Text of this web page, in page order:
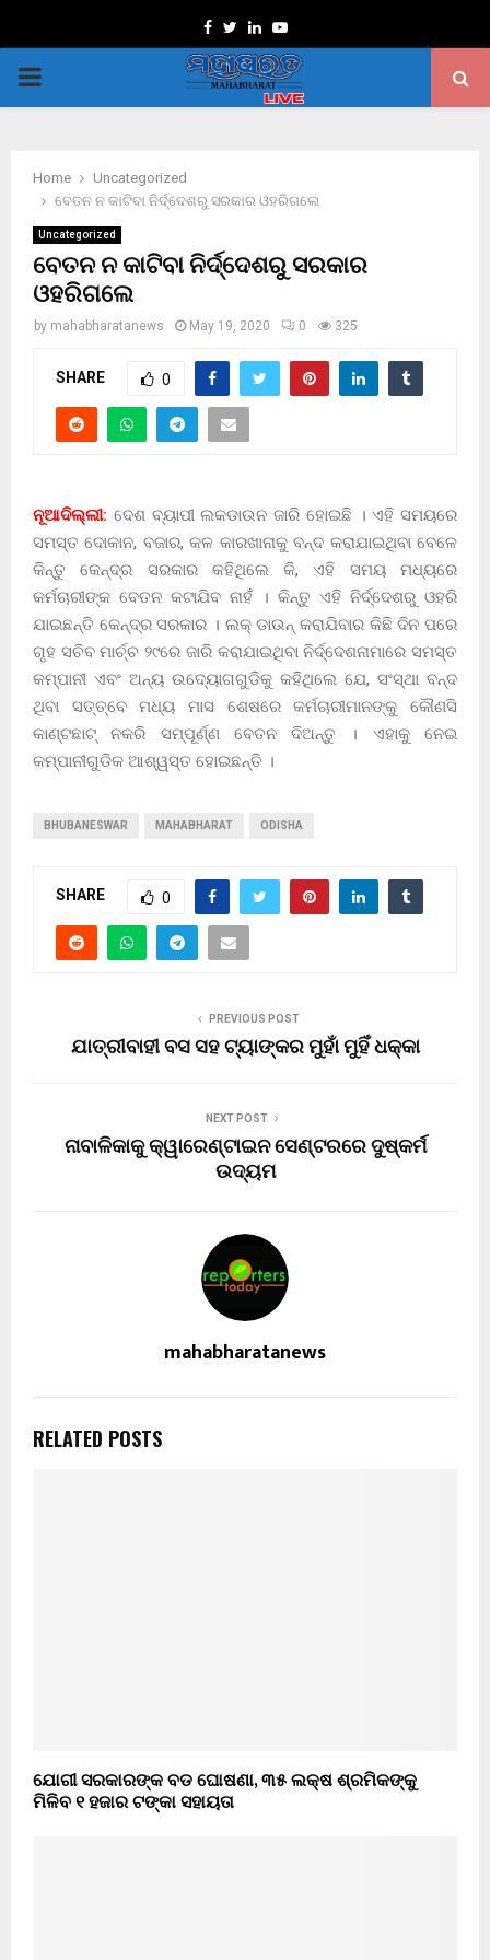
Facebook
TwitterLinkedinYoutube
PRIMARY
Home
Uncategorized
ବେତନ ନ କାଟିବା ନିର୍ଦ୍ଦେଶରୁ ସରକାର ଓହରିଗଲେ
Uncategorized
ବେତନ ନ କାଟିବା ନିର୍ଦ୍ଦେଶରୁ ସରକାର
ଓହରିଗଲେ
by mahabharatanews May 19, 2020 0 325
SHARE 0
ନୂଆଦିଲ୍ଲୀ: ଦେଶ ବ୍ୟାପୀ ଲକଡାଉନ ଜାରି ହୋଇଛି । ଏହି ସମୟରେ
ସମସ୍ତ ଦୋକାନ, ବଜାର, କଳ କାରଖାନାକୁ ବନ୍ଦ କରାଯାଇଥିବା ବେଳେ
କିନ୍ତୁ କେନ୍ଦ୍ର ସରକାର କହିଥିଲେ କି, ଏହି ସମୟ ମଧ୍ୟରେ
କର୍ମଚାରୀଙ୍କ ବେତନ କଟାଯିବ ନାହଁ । କିନ୍ତୁ ଏହି ନିର୍ଦ୍ଦେଶରୁ ଓହରି
ଯାଇଛନ୍ତି କେନ୍ଦ୍ର ସରକାର । ଲକ୍ ଡାଉନ୍ କରାଯିବାର କିଛି ଦିନ ପରେ
ଗୃହ ସଚିବ ମାର୍ଚ୍ଚ ୨୯ରେ ଜାରି କରାଯାଇଥିବା ନିର୍ଦ୍ଦେଶନାମାରେ ସମସ୍ତ
କମ୍ପାନୀ ଏବଂ ଅନ୍ୟ ଉଦ୍ୟୋଗଗୁଡିକୁ କହିଥିଲେ ଯେ, ସଂସ୍ଥା ବନ୍ଦ
ଥିବା ସତ୍ତ୍ବେ ମଧ୍ୟ ମାସ ଶେଷରେ କର୍ମଚାରୀମାନଙ୍କୁ କୌଣସି
କାଣ୍ଟଛାଟ୍ ନକରି ସମ୍ପୂର୍ଣ୍ଣ ବେତନ ଦିଅନ୍ତୁ । ଏହାକୁ ନେଇ
କମ୍ପାନୀଗୁଡିକ ଆଶ୍ୱସ୍ତ ହୋଇଛନ୍ତି ।
BHUBANESWAR MAHABHARAT ODISHA
SHARE 0
PREVIOUS POST
ଯାତ୍ରୀବାହୀ ବସ ସହ ଟ୍ୟାଙ୍କର ମୁହାଁ ମୁହିଁ ଧକ୍କା
NEXT POST
ନାବାଳିକାକୁ କ୍ୱାରେଣ୍ଟାଇନ ସେଣ୍ଟରରେ ଦୁଷ୍କର୍ମ
ଉଦ୍ୟମ
mahabharatanews
RELATED POSTS
ଯୋଗୀ ସରକାରଙ୍କ ବଡ ଘୋଷଣା, ୩୫ ଲକ୍ଷ ଶ୍ରମିକଙ୍କୁ
ମିଳିବ ୧ ହଜାର ଟଙ୍କା ସହାୟତା